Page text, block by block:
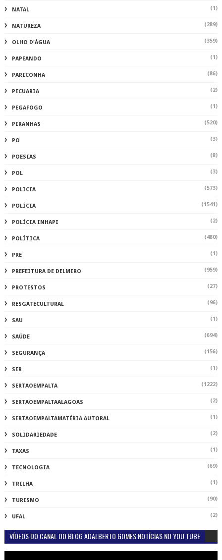
NATAL (1)
NATUREZA (289)
OLHO D'ÁGUA (359)
PAPEANDO (1)
PARICONHA (86)
PECUARIA (2)
PEGAFOGO (1)
PIRANHAS (520)
PO (3)
POESIAS (8)
POL (3)
POLICIA (573)
POLÍCIA (1541)
POLÍCIA INHAPI (2)
POLÍTICA (480)
PRE (1)
PREFEITURA DE DELMIRO (959)
PROTESTOS (27)
RESGATECULTURAL (96)
SAU (1)
SAÚDE (694)
SEGURANÇA (156)
SER (1)
SERTAOEMPALTA (1222)
SERTAOEMPALTAALAGOAS (2)
SERTAOEMPALTAMATÉRIA AUTORAL (1)
SOLIDARIEDADE (2)
TAXAS (1)
TECNOLOGIA (69)
TRILHA (1)
TURISMO (90)
UFAL (2)
VÍDEOS DO CANAL DO BLOG ADALBERTO GOMES NOTÍCIAS NO YOU TUBE